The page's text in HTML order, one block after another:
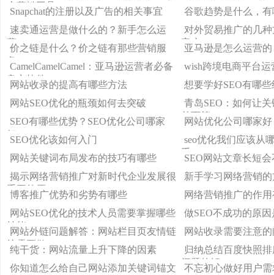
广营销工具
Snapchat的注册以及广告的相关事宜
谷歌趋势是什么，
速卖通运营是做什么的？新手怎么运
营？
对外贸易推广的几
客户？
价之链是什么？价之链有那些营销服
务？
亚马逊是怎么运营
CamelCamelCamel：亚马逊运营者必备
良心软件
wish跨境电商平台
网站收录的提高有哪些方法
想要学好SEO有哪些
网站SEO优化的瓶颈如何去突破
青岛SEO：如何让
首页第一
SEO有哪些优势？SEO优化公司哪家
好？
网站优化公司哪家
SEO优化该如何入门
seo优化我们应该从
手？
网站关键词布局发布的技巧有哪些
SEO网站文章长短
揭示网络营销推广对新时代企业发展很
重要的原
新手学习网络营销
博客推广优势和劣势有哪些
网络营销推广的作
网站SEO优化的技术人员需要掌握哪些
技能
做SEO不成功的原
网站外链问题解答：网站栏目页友情链
接需要做
网站收录需要注意
纯干货：网站流量上升下降的因素
归纳总结百度快照
问题的解
你知道怎么给自己网站添加关键词锚文
不忘初心做好用户